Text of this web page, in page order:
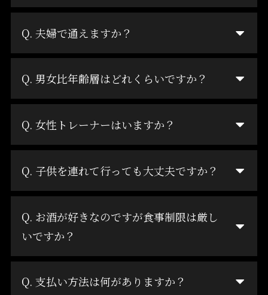
Q. 夫婦で通えますか？
Q. 男女比年齢層はどれくらいですか？
Q. 女性トレーナーはいますか？
Q. 子供を連れて行っても大丈夫ですか？
Q. お酒が好きなのですが食事制限は厳し
いですか？
Q. 支払い方法は何がありますか？